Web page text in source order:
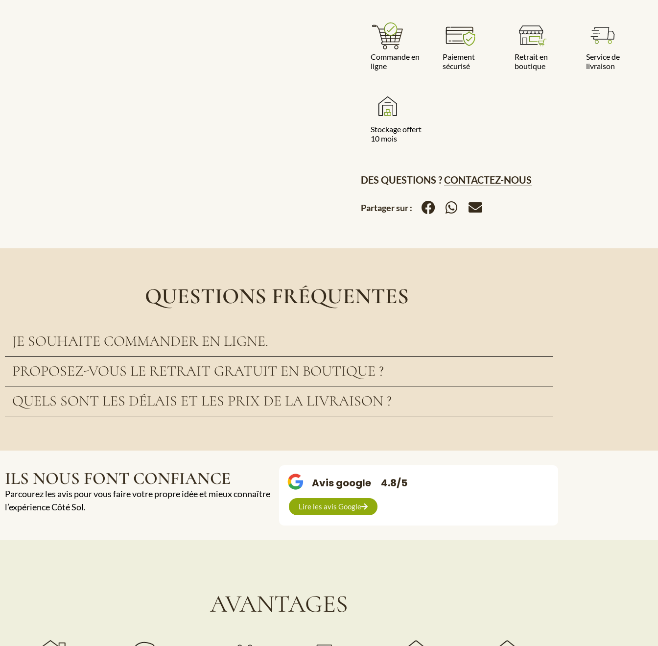
Commande en
ligne
Paiement
sécurisé
Retrait en
boutique
Service de
livraison
Stockage offert
10 mois
DES QUESTIONS ?CONTACTEZ-NOUS
Partager sur :
QUESTIONS FRÉQUENTES
JE SOUHAITE COMMANDER EN LIGNE.
PROPOSEZ-VOUS LE RETRAIT GRATUIT EN BOUTIQUE ?
QUELS SONT LES DÉLAIS ET LES PRIX DE LA LIVRAISON ?
ILS NOUS FONT CONFIANCE
Parcourez les avis pour vous faire votre propre idée et mieux connaître
l’expérience Côté Sol.
Avis google 4.8/5
Lire les avis Google
AVANTAGES